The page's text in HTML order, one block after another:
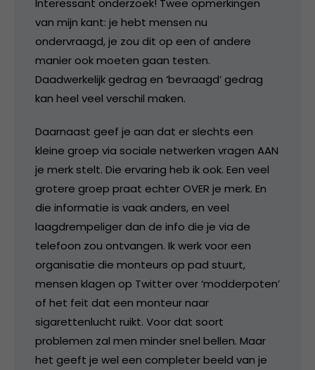
van mijn kant: je hebt mensen nu
ondervraagd, je zou dit op een of andere
manier ook moeten gaan testen.
Daadwerkelijk gedrag en ‘bevraagd’ gedrag
kan heel veel verschil maken.
Daarnaast geef je aan dat er slechts een
kleine groep via sociale netwerken vragen AAN
je merk stelt. Die ervaring heb ik ook. Een veel
grotere groep praat echter OVER je merk. En
die informatie is vaak anders, en veel
laagdrempeliger dan de info die je via de
telefoon zou ontvangen. Ik werk voor een
organisatie die monteurs op pad stuurt,
mensen klagen op Twitter over ‘modderpoten’
of het feit dat een monteur naar
sigarettenlucht ruikt. Voor dat soort
problemen zal men minder snel bellen. Maar
het geeft je wel een completer beeld van je